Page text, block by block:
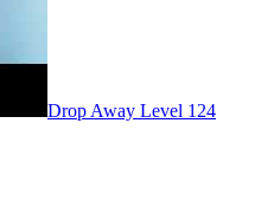
Level 124